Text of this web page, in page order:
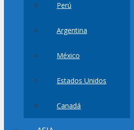
Perú
Argentina
México
Estados Unidos
Canadá